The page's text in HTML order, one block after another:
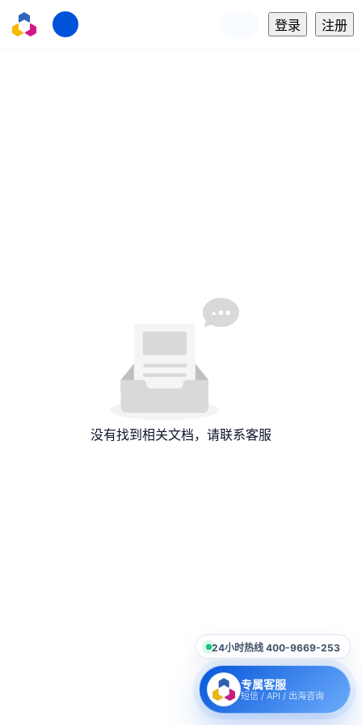
登录 注册
没有找到相关文档，请联系客服
24小时热线 400-9669-253
专属客服
短信 / API / 出海咨询